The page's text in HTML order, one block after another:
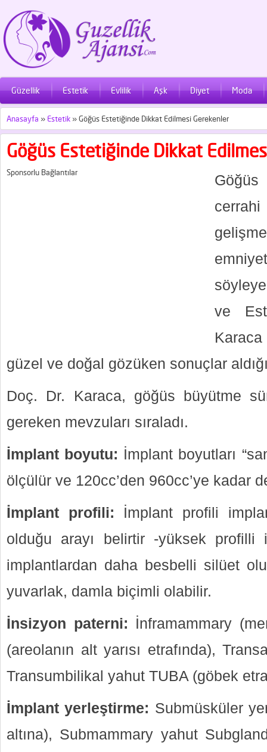
Güzellik Estetik Evlilik Aşk Diyet Moda
Anasayfa » Estetik »Göğüs Estetiğinde Dikkat Edilmesi Gerekenler
Göğüs Estetiğinde Dikkat
Sponsorlu Bağlantılar
ve
güzel ve doğal gözüken sonuçlar
Doç. Dr. Karaca, göğüs büyütme
gereken mevzuları sıraladı.
İmplant boyutu: İmplant boyutları
ölçülür ve 120cc’den 960cc’ye kadar
İmplant profili: İmplant profili
olduğu arayı belirtir -yüksek profilli
implantlardan daha besbelli silüet
yuvarlak, damla biçimli olabilir.
İnsizyon paterni: İnframammary
(areolanın alt yarısı etrafında),
Transumbilikal yahut TUBA (göbek
İmplant yerleştirme: Submüsküler
altına), Submammary yahut